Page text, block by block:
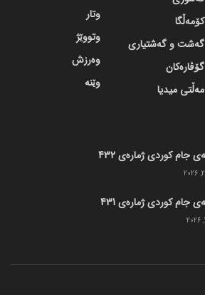
کۆمەڵگا
گه‌شت و گه‌شتیاری
گۆڤاره‌کان
مەڵتی میدیا
وتار
وتووێژ
وەرزش
وێنە
جام کوردی ژمارەی 432
جام کوردی ژمارەی 431